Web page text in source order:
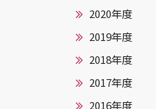
2020年度
2019年度
2018年度
2017年度
2016年度